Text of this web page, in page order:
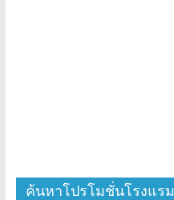
ค้นหาโปรโมชั่นโรงแรม